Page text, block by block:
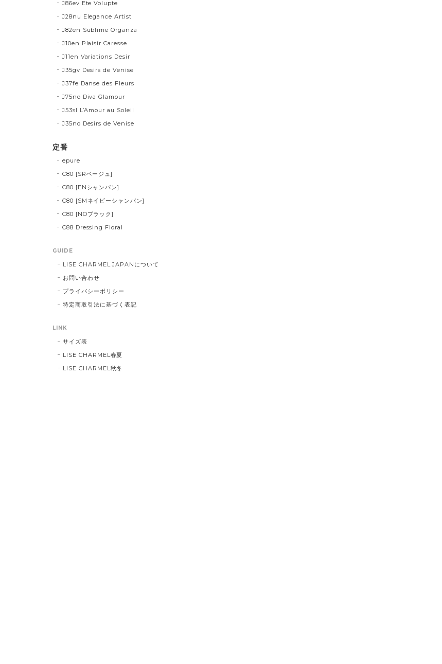
J86ev Ete Volupte
J28nu Elegance Artist
J82en Sublime Organza
J10en Plaisir Caresse
J11en Variations Desir
J35gv Desirs de Venise
J37fe Danse des Fleurs
J75no Diva Glamour
J53sl L’Amour au Soleil
J35no Desirs de Venise
定番
epure
C80 [SRベージュ]
C80 [ENシャンパン]
C80 [SMネイビーシャンパン]
C80 [NOブラック]
C88 Dressing Floral
GUIDE
LISE CHARMEL JAPANについて
お問い合わせ
プライバシーポリシー
特定商取引法に基づく表記
LINK
サイズ表
LISE CHARMEL春夏
LISE CHARMEL秋冬